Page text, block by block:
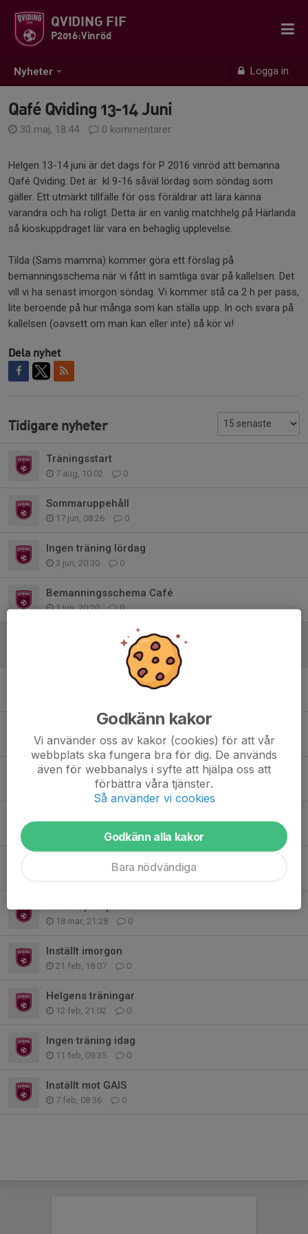
Nyheter Logga in
QVIDING FIF
P2016:Vinröd
Qafé Qviding 13-14 Juni
30 maj, 18:44 0 kommentarer
Helgen 13-14 juni är det dags för P 2016 vinröd att bemanna
Qafé Qviding. Det är kl 9-16 såväl lördag som söndag som
gäller. Ett utmärkt tillfälle för oss föräldrar att lära känna
varandra och ha roligt. Detta är en vanlig matchhelg på Härlanda
så kioskuppdraget lär vara en behaglig upplevelse.
Tilda (Sams mamma) kommer göra ett förslag på
bemanningsschema när vi fått in samtliga svar på kallelsen. Det
vill vi ha senast imorgon söndag. Vi kommer stå ca 2 h per pass,
lite beroende på hur många som kan ställa upp. In och svara på
kallelsen (oavsett om man kan eller inte) så kör vi!
Dela nyhet
Tidigare nyheter
Träningsstart
7 aug, 10:02 0
Sommaruppehåll
17 jun, 08:26 0
Ingen träning lördag
3 jun, 20:30 0
Bemanningsschema Café
1 jun, 20:20 0
Qafé Qviding 13-14 Juni
0
Ny träningstid lördagar.
20 apr, 19:37 0
Samlingstider match Sävedalen
16 apr, 11:23 0
0
18 mar, 21:28 0
Inställt imorgon
21 feb, 18:07 0
Helgens träningar
12 feb, 21:02 0
Ingen träning idag
11 feb, 09:35 0
Inställt mot GAIS
7 feb, 08:36 0
Godkänn kakor
Vi använder oss av kakor (cookies) för att vår
webbplats ska fungera bra för dig. De används
även för webbanalys i syfte att hjälpa oss att
förbättra våra tjänster.
Så använder vi cookies
Godkänn alla kakor
Bara nödvändiga